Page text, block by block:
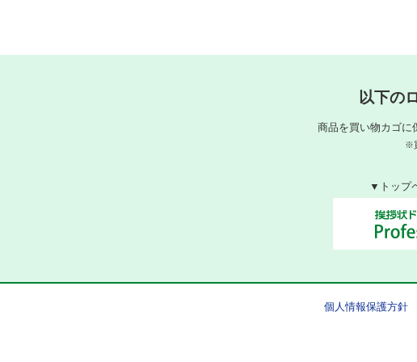
以下の
商品を買い物カゴに
※
▼トップ
個人情報保護方針